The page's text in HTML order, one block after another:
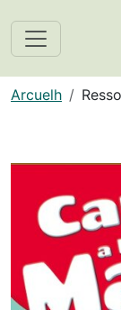
Arcuelh